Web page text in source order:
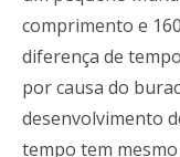
comprimento e
diferença de
por causa do
desenvolvimento
tempo tem